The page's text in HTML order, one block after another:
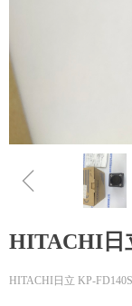
ꁆ
HITACHI日
HITACHI日立 KP-